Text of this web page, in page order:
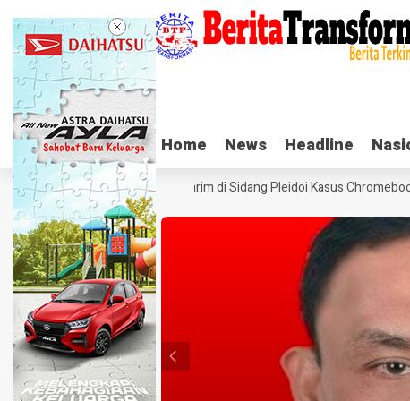
Home News Headline
Home News Headline
Tangis Haru Nadiem Makarim di Sidang Pleidoi Kasus